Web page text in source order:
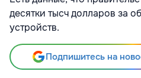
десятки тысч долларов за
устройств.
Подпишитесь на